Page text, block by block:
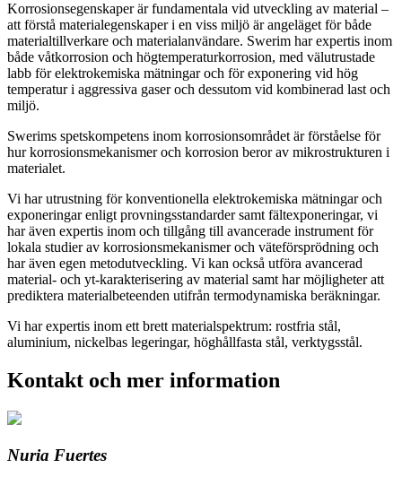
Korrosionsegenskaper är fundamentala vid utveckling av material –
att förstå materialegenskaper i en viss miljö är angeläget för både
materialtillverkare och materialanvändare. Swerim har expertis inom
både våtkorrosion och högtemperaturkorrosion, med välutrustade
labb för elektrokemiska mätningar och för exponering vid hög
temperatur i aggressiva gaser och dessutom vid kombinerad last och
miljö.
Swerims spetskompetens inom korrosionsområdet är förståelse för
hur korrosionsmekanismer och korrosion beror av mikrostrukturen i
materialet.
Vi har utrustning för konventionella elektrokemiska mätningar och
exponeringar enligt provningsstandarder samt fältexponeringar, vi
har även expertis inom och tillgång till avancerade instrument för
lokala studier av korrosionsmekanismer och väteförsprödning och
har även egen metodutveckling. Vi kan också utföra avancerad
material- och yt-karakterisering av material samt har möjligheter att
prediktera materialbeteenden utifrån termodynamiska beräkningar.
Vi har expertis inom ett brett materialspektrum: rostfria stål,
aluminium, nickelbas legeringar, höghållfasta stål, verktygsstål.
Kontakt och mer information
Nuria Fuertes